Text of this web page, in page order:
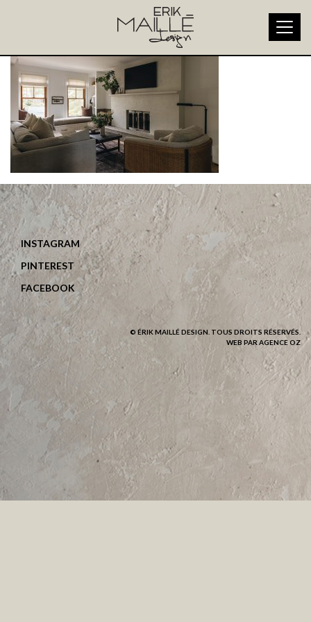
erik-maille-2-CHAUMIERE-P
INSTAGRAM
PINTEREST
FACEBOOK
© ÉRIK MAILLÉ DESIGN. TOUS DROITS RÉSERVÉS.
WEB PAR AGENCE OZ